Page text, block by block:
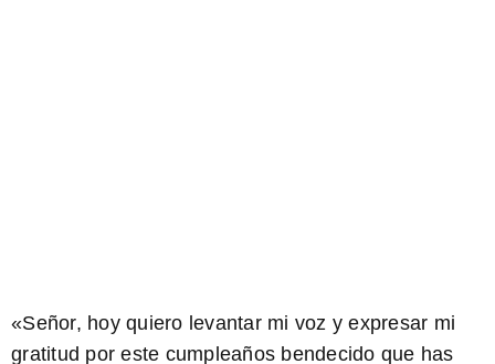
«Señor, hoy quiero levantar mi voz y expresar mi
gratitud por este cumpleaños bendecido que has